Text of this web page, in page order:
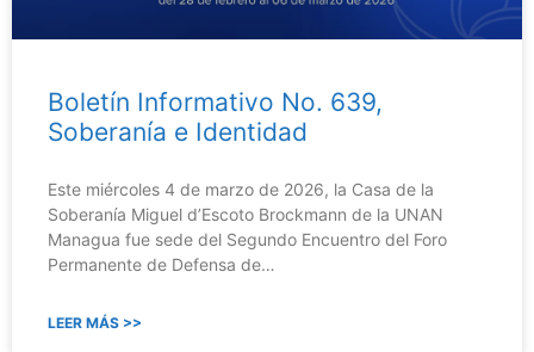
Boletín Informativo No. 639,
Soberanía e Identidad
Este miércoles 4 de marzo de 2026, la Casa de la
Soberanía Miguel d’Escoto Brockmann de la UNAN
Managua fue sede del Segundo Encuentro del Foro
Permanente de Defensa de…
LEER MÁS >>